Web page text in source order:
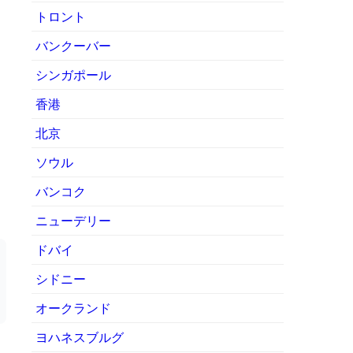
トロント
バンクーバー
シンガポール
香港
北京
ソウル
バンコク
ニューデリー
ドバイ
シドニー
オークランド
ヨハネスブルグ